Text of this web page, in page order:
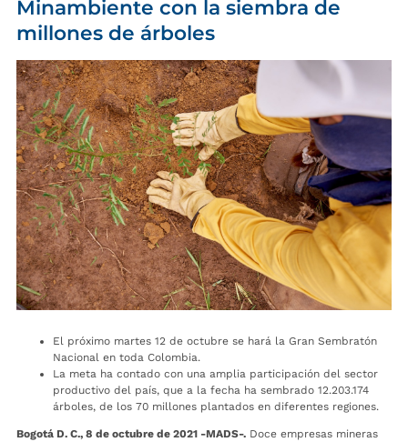
Minambiente con la siembra de
millones de árboles
El próximo martes 12 de octubre se hará la Gran Sembratón
Nacional en toda Colombia.
La meta ha contado con una amplia participación del sector
productivo del país, que a la fecha ha sembrado 12.203.174
árboles, de los 70 millones plantados en diferentes regiones.
Bogotá D. C., 8 de octubre de 2021 -MADS-. Doce empresas mineras